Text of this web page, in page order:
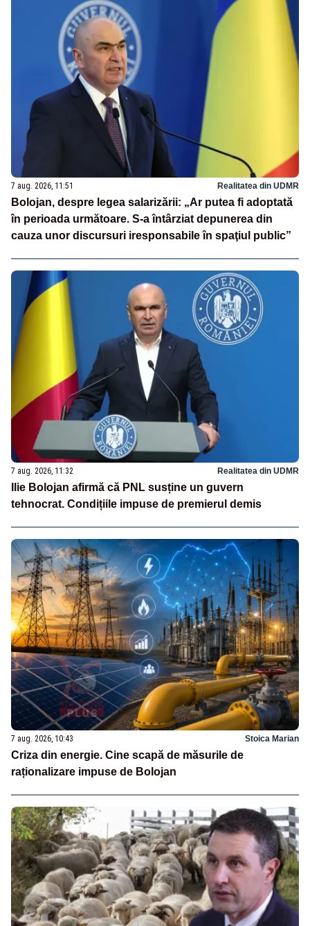
7 aug. 2026, 11:51 Realitatea din UDMR
Bolojan, despre legea salarizării: „Ar putea fi adoptată
în perioada următoare. S-a întârziat depunerea din
cauza unor discursuri iresponsabile în spaţiul public”
7 aug. 2026, 11:32 Realitatea din UDMR
Ilie Bolojan afirmă că PNL susține un guvern
tehnocrat. Condițiile impuse de premierul demis
7 aug. 2026, 10:43 Stoica Marian
Criza din energie. Cine scapă de măsurile de
raționalizare impuse de Bolojan